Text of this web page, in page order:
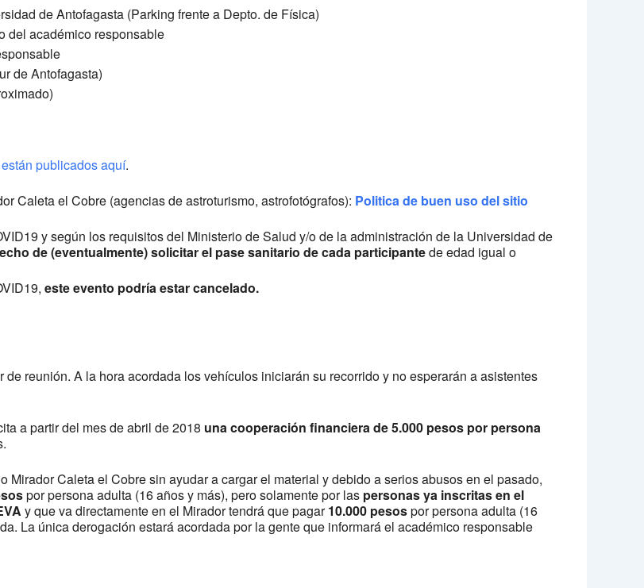
de Antofagasta (Parking frente a Depto. de Física)
del académico responsable
de Antofagasta)
están publicados aquí.
Caleta el Cobre (agencias de astroturismo, astrofotógrafos): Politica de buen uso del sitio
y según los requisitos del Ministerio de Salud y/o de la administración de la Universidad de
de (eventualmente) solicitar el pase sanitario de cada participantede edad igual o
este evento podría estar cancelado.
reunión. A la hora acordada los vehículos iniciarán su recorrido y no esperarán a asistentes
a partir del mes de abril de 2018 una cooperación financiera de 5.000 pesos por persona
Mirador Caleta el Cobre sin ayudar a cargar el material y debido a serios abusos en el pasado,
por persona adulta (16 años y más), pero solamente por las personas ya inscritas en el
y que va directamente en el Mirador tendrá que pagar10.000 pesospor persona adulta (16
La única derogación estará acordada por la gente que informará el académico responsable